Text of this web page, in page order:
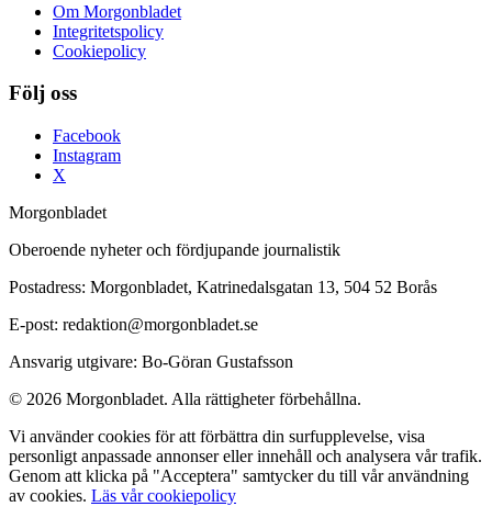
Om Morgonbladet
Integritetspolicy
Cookiepolicy
Följ oss
Facebook
Instagram
X
Morgonbladet
Oberoende nyheter och fördjupande journalistik
Postadress: Morgonbladet, Katrinedalsgatan 13, 504 52 Borås
E-post: redaktion@morgonbladet.se
Ansvarig utgivare: Bo-Göran Gustafsson
© 2026 Morgonbladet. Alla rättigheter förbehållna.
Vi använder cookies för att förbättra din surfupplevelse, visa
personligt anpassade annonser eller innehåll och analysera vår trafik.
Genom att klicka på "Acceptera" samtycker du till vår användning
av cookies. Läs vår cookiepolicy